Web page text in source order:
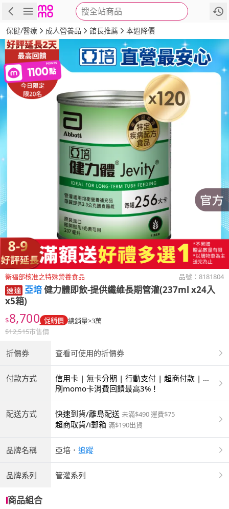
搜全站商品
商品 評價 詳情
保健/醫療 成人營養品 館長推薦 本週降價
衛福部核准之特殊營養食品 品號： 8181804
亞培健力體即飲-提供纖維長期管灌(237ml x24入
x5箱)
$8,700 促銷價 總銷量>3萬
$12,515市售價
折價券 查看可使用的折價券
付款方式
信用卡 | 無卡分期 | 行動支付 | 超商付款 | 銀
聯卡
刷momo卡消費回饋最高3%！
配送方式 快速到貨/離島配送 未滿$490 運費$75
超商取貨/i郵箱 滿$190出貨
品牌名稱 亞培 ． 追蹤
品牌系列 管灌系列
商品組合